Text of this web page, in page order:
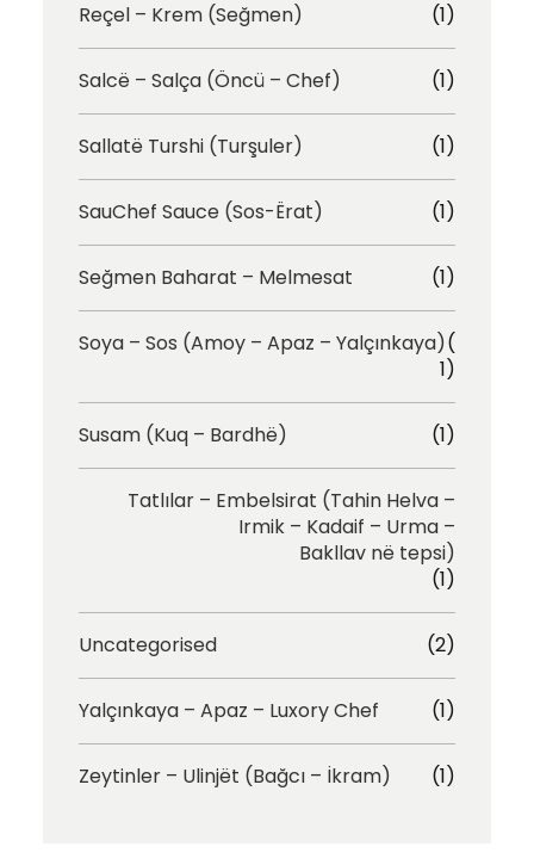
Reçel – Krem (Seğmen) (1)
Salcë – Salça (Öncü – Chef) (1)
Sallatë Turshi (Turşuler) (1)
SauChef Sauce (Sos-Ërat) (1)
Seğmen Baharat – Melmesat (1)
Soya – Sos (Amoy – Apaz – Yalçınkaya)(
1)
Susam (Kuq – Bardhë) (1)
Tatlılar – Embelsirat (Tahin Helva –
Irmik – Kadaif – Urma –
Bakllav në tepsi)
(1)
Uncategorised (2)
Yalçınkaya – Apaz – Luxory Chef (1)
Zeytinler – Ulinjët (Bağcı – İkram) (1)